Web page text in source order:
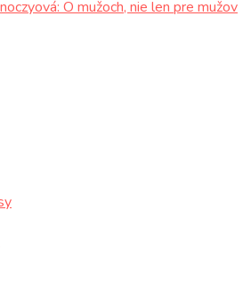
O mužoch, nie len pre mužov